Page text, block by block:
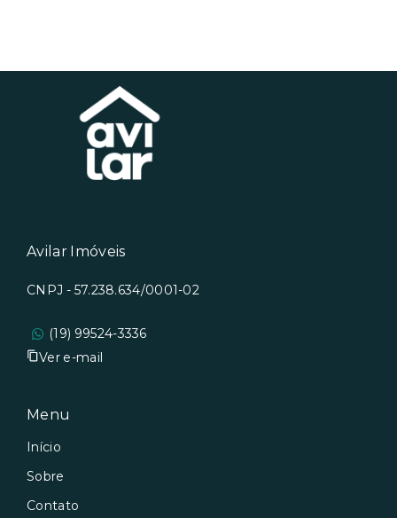
Avilar Imóveis
CNPJ - 57.238.634/0001-02
(19) 99524-3336
Ver e-mail
Menu
Início
Sobre
Contato